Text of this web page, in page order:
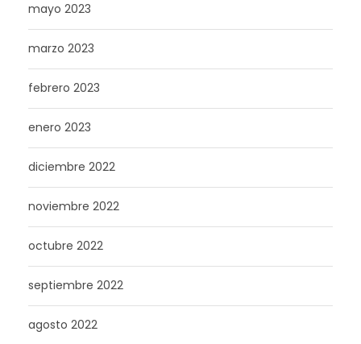
mayo 2023
marzo 2023
febrero 2023
enero 2023
diciembre 2022
noviembre 2022
octubre 2022
septiembre 2022
agosto 2022